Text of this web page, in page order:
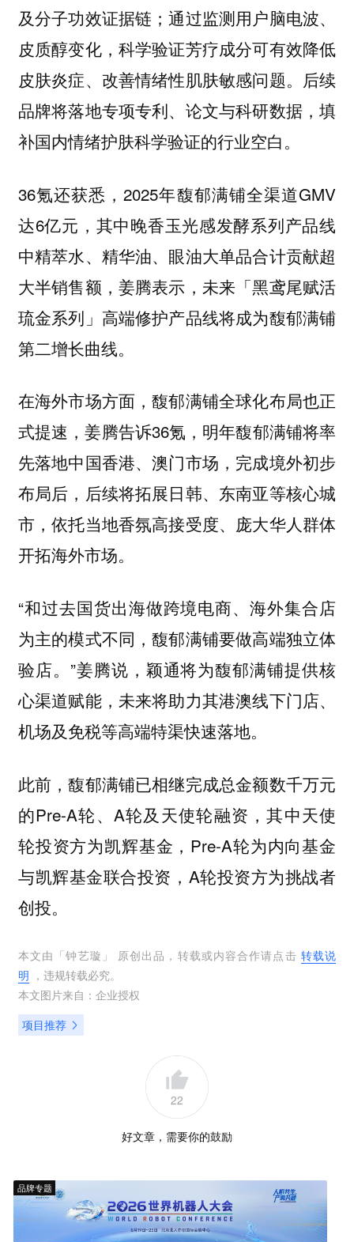
及分子功效证据链；通过监测用户脑电波、
皮质醇变化，科学验证芳疗成分可有效降低
皮肤炎症、改善情绪性肌肤敏感问题。后续
品牌将落地专项专利、论文与科研数据，填
补国内情绪护肤科学验证的行业空白。
36氪还获悉，2025年馥郁满铺全渠道GMV
达6亿元，其中晚香玉光感发酵系列产品线
中精萃水、精华油、眼油大单品合计贡献超
大半销售额，姜腾表示，未来「黑鸢尾赋活
琉金系列」高端修护产品线将成为馥郁满铺
第二增长曲线。
在海外市场方面，馥郁满铺全球化布局也正
式提速，姜腾告诉36氪，明年馥郁满铺将率
先落地中国香港、澳门市场，完成境外初步
布局后，后续将拓展日韩、东南亚等核心城
市，依托当地香氛高接受度、庞大华人群体
开拓海外市场。
“和过去国货出海做跨境电商、海外集合店
为主的模式不同，馥郁满铺要做高端独立体
验店。”姜腾说，颖通将为馥郁满铺提供核
心渠道赋能，未来将助力其港澳线下门店、
机场及免税等高端特渠快速落地。
此前，馥郁满铺已相继完成总金额数千万元
的Pre-A轮、A轮及天使轮融资，其中天使
轮投资方为凯辉基金，Pre-A轮为内向基金
与凯辉基金联合投资，A轮投资方为挑战者
创投。
本文由「钟艺璇 」 原创出品，转载或内容合作请点击 转载说
明 ，违规转载必究。
本文图片来自： 企业授权
项目推荐
22
好文章，需要你的鼓励
品牌专题